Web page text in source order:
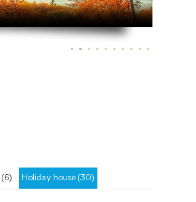
(6) Holiday house (30)